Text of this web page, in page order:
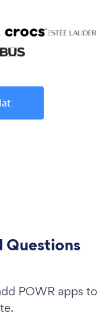
Questions
POWR apps to